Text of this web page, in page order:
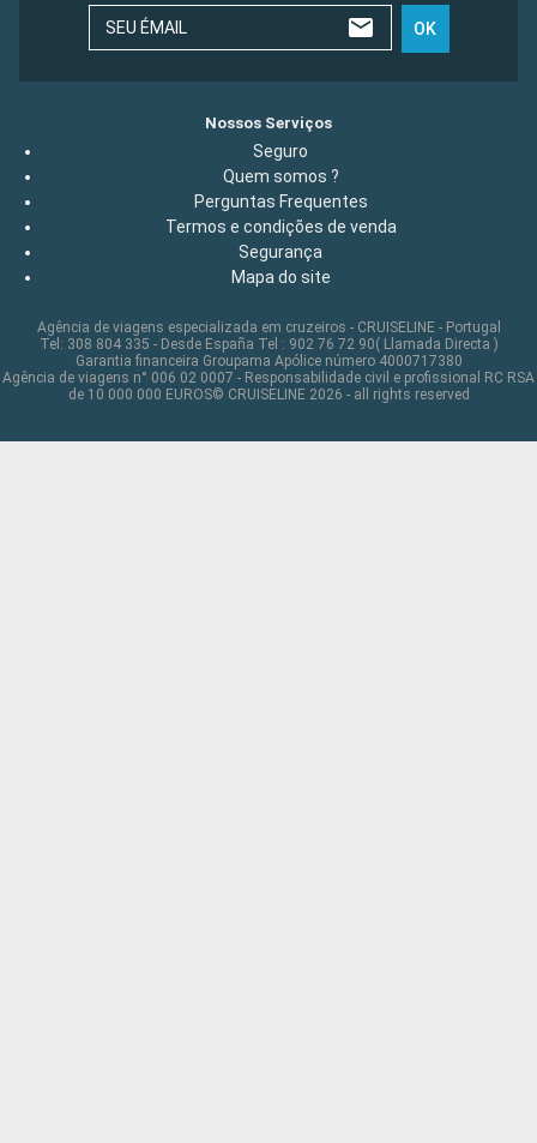
SEU ÉMAIL OK
Nossos Serviços
Seguro
Quem somos ?
Perguntas Frequentes
Termos e condições de venda
Segurança
Mapa do site
Agência de viagens especializada em cruzeiros - CRUISELINE - Portugal
Tel: 308 804 335 - Desde España Tel : 902 76 72 90( Llamada Directa )
Garantia financeira Groupama Apólice número 4000717380
Agência de viagens n° 006 02 0007 - Responsabilidade civil e profissional RC RSA
de 10 000 000 EUROS© CRUISELINE 2026 - all rights reserved